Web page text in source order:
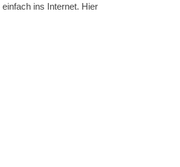
ins Internet. Hier